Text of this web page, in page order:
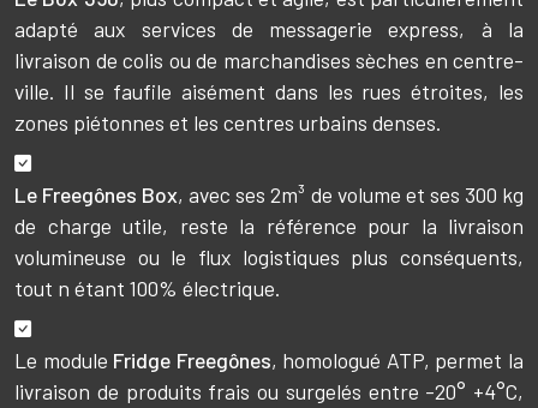
adapté aux services de messagerie express, à la
livraison de colis ou de marchandises sèches en centre-
ville. Il se faufile aisément dans les rues étroites, les
zones piétonnes et les centres urbains denses.
Le Freegônes Box, avec ses 2m³ de volume et ses 300 kg
de charge utile, reste la référence pour la livraison
volumineuse ou le flux logistiques plus conséquents,
tout n étant 100% électrique.
Le module Fridge Freegônes, homologué ATP, permet la
livraison de produits frais ou surgelés entre -20° +4°C,